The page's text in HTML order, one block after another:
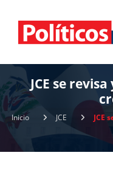
JCE se
Inicio JCE JCE